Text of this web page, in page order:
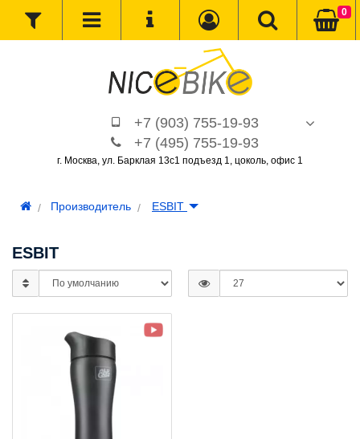
+7 (903) 755-19-93
+7 (495) 755-19-93
г. Москва, ул. Барклая 13с1 подъезд 1, цоколь, офис 1
0
Производитель ESBIT
ESBIT